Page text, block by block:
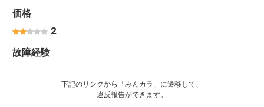
価格
2
故障経験
下記のリンクから「みんカラ」に遷移して、
違反報告ができます。